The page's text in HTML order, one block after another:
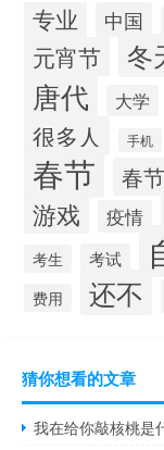
专业 中国
元宵节 冬
唐代 大学
很多人 手机
春节 春
游戏 疫情
考生 考试
费用 还不
猜你想看的文章
我在给你敲核桃是